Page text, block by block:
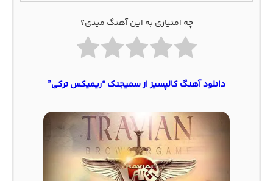
چه امتیازی به این آهنگ میدی؟
دانلود آهنگ کالپسیز از سمیجنک “ریمیکس ترکی”